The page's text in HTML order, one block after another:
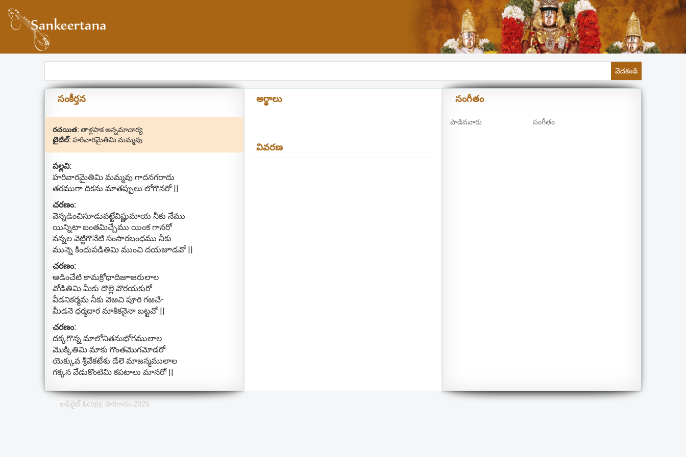
వెదకండి
సంకీర్తన
రచయిత: తాళ్లపాక అన్నమాచార్య
టైటిల్: హరివారమైతిమి మమ్మవు
పల్లవి:
హరివారమైతిమి మమ్మవు గాదనగరాదు
తరముగా దికను మాతప్పులు లోగొనరో ||
చరణం:
వెన్నడించిసూడువట్టేవిష్ణుమాయ నీకు నేము
యిన్నిటా బంతమిచ్చేము యింక గానరో
నన్నల వెట్టిగొనేటి సంసారబంధము నీకు
మున్నె కిందుపడితిమి ముంచి దయజూడవో ||
చరణం:
ఆడించేటి కామక్రోధాదిజూజరులాల
వోడితిమి మీకు దొల్లె వొరయకురో
వీడనికర్మమ నీకు వెఱచి పూరి గఱచే-
మీడనె ధర్మదార మాకికనైనా బట్టవో ||
చరణం:
దక్కగొన్న మాలోనితనుభోగములాల
మొక్కితిమి మాకు గొంతమొగమోడరో
యెక్కువ శ్రీవేకటేశు డేలె మాజన్మములాల
గక్కన వేడుకొంటిమి కపటాలు మానరో ||
అర్థాలు
వివరణ
సంగీతం
పాడినవారు సంగీతం
కాపీరైట్ &copy; హరిగానం 2025